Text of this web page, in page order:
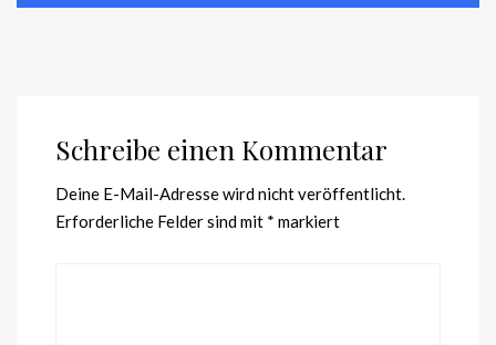
Schreibe einen Kommentar
Deine E-Mail-Adresse wird nicht veröffentlicht.
Erforderliche Felder sind mit * markiert